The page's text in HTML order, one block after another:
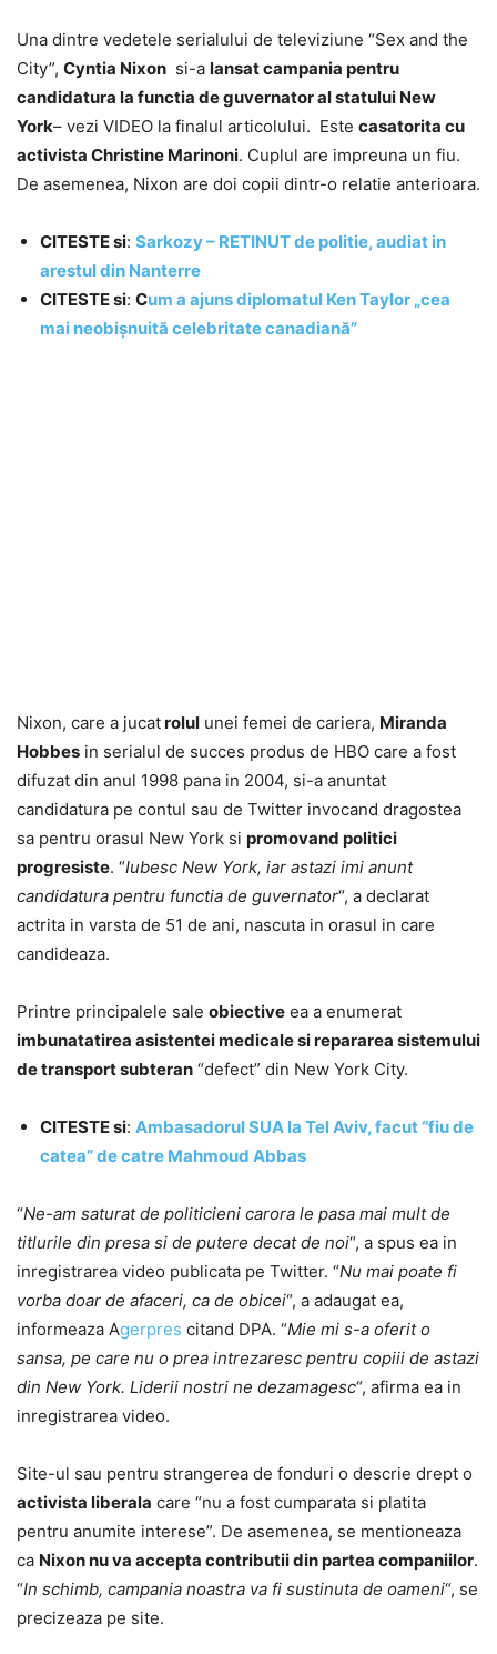
Una dintre vedetele serialului de televiziune “Sex and the
City”, Cyntia Nixon si-a lansat campania pentru
candidatura la functia de guvernator al statului New
York– vezi VIDEO la finalul articolului. Este casatorita cu
activista Christine Marinoni. Cuplul are impreuna un fiu.
De asemenea, Nixon are doi copii dintr-o relatie anterioara.
CITESTE si: Sarkozy – RETINUT de politie, audiat in
arestul din Nanterre
CITESTE si: Cum a ajuns diplomatul Ken Taylor „cea
mai neobișnuită celebritate canadiană”
Nixon, care a jucatrolul unei femei de cariera, Miranda
Hobbes in serialul de succes produs de HBO care a fost
difuzat din anul 1998 pana in 2004, si-a anuntat
candidatura pe contul sau de Twitter invocand dragostea
sa pentru orasul New York si promovand politici
progresiste. “Iubesc New York, iar astazi imi anunt
candidatura pentru functia de guvernator“, a declarat
actrita in varsta de 51 de ani, nascuta in orasul in care
candideaza.
Printre principalele sale obiective ea a enumerat
imbunatatirea asistentei medicale si repararea sistemului
de transport subteran “defect” din New York City.
CITESTE si: Ambasadorul SUA la Tel Aviv, facut “fiu de
catea” de catre Mahmoud Abbas
“Ne-am saturat de politicieni carora le pasa mai mult de
titlurile din presa si de putere decat de noi“, a spus ea in
inregistrarea video publicata pe Twitter. “Nu mai poate fi
vorba doar de afaceri, ca de obicei“, a adaugat ea,
informeaza Agerpres citand DPA. “Mie mi s-a oferit o
sansa, pe care nu o prea intrezaresc pentru copiii de astazi
din New York. Liderii nostri ne dezamagesc“, afirma ea in
inregistrarea video.
Site-ul sau pentru strangerea de fonduri o descrie drept o
activista liberala care “nu a fost cumparata si platita
pentru anumite interese”. De asemenea, se mentioneaza
ca Nixon nu va accepta contributii din partea companiilor.
“In schimb, campania noastra va fi sustinuta de oameni“, se
precizeaza pe site.